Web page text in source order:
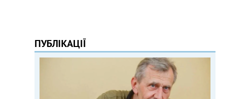
ПУБЛІКАЦІЇ